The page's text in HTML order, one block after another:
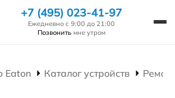
+7 (495) 023-41-97
Ежедневно с 9:00 до 21:00
Позвонить мне утром
Eaton Каталог устройств